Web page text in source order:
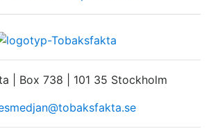
| Box 738 | 101 35 Stockholm